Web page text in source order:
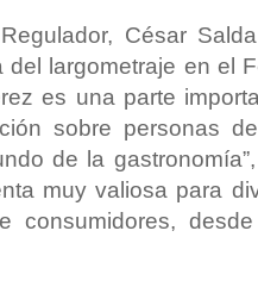
César
largometraje en el
es una parte
sobre personas
de la
muy valiosa para
consumidores,